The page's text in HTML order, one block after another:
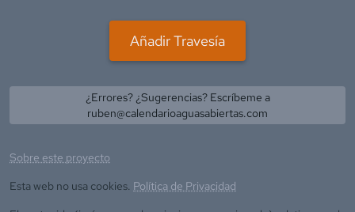
Añadir Travesía
¿Errores? ¿Sugerencias? Escríbeme a
ruben@calendarioaguasabiertas.com
Sobre este proyecto
Esta web no usa cookies. Política de Privacidad